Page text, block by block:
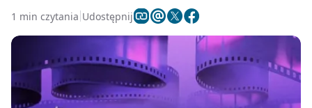
1 min czytania Udostępnij